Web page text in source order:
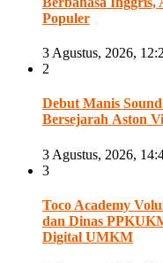
Populer
3 Agustus, 2026,
2
Debut Manis
Bersejarah Aston
3 Agustus, 2026,
3
Toco Academy
dan Dinas
Digital UMKM